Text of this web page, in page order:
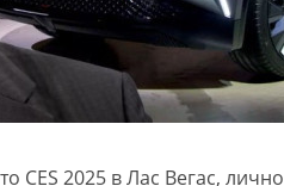
CES 2025 в Лас Вегас, лично